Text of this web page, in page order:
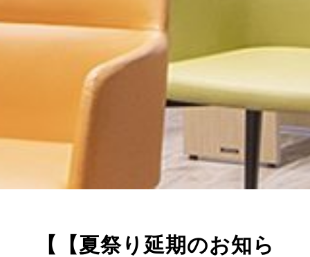
【【夏祭り延期のお知ら